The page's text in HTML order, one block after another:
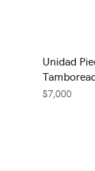
Unidad
$7,000